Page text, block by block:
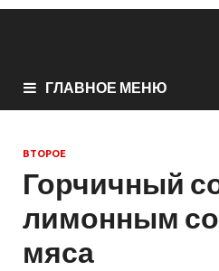
ГЛАВНОЕ МЕНЮ
ВТОРОЕ
Горчичный
лимонным
мяса